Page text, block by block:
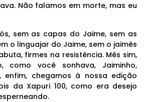
Não falamos em morte, mas eu
sem as capas do Jaime, sem as
o linguajar do Jaime, sem o jaimês
firmes na resistência. Mês sim,
como você sonhava, Jaiminho,
enfim, chegamos à nossa edição
da Xapuri 100, como era desejo